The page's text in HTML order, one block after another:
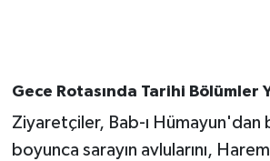
Gece Rotasında Tarihi Bölümler
Ziyaretçiler, Bab-ı Hümayun'dan
boyunca sarayın avlularını,